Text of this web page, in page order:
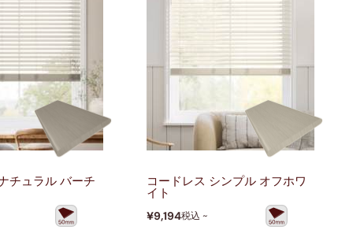
チュラル バーチ コードレス シンプル オフホワ
イト
¥9,194税込 ~